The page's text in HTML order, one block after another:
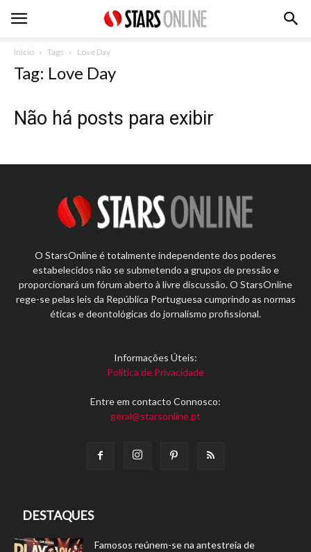
Inicio Tags Love Day
Tag: Love Day
Não há posts para exibir
O StarsOnline é totalmente independente dos poderes
estabelecidos não se submetendo a grupos de pressão e
proporcionará um fórum aberto à livre discussão. O StarsOnline
rege-se pelas leis da República Portuguesa cumprindo as normas
éticas e deontológicas do jornalismo profissional.
Informações Úteis:
Política de Privacidade
Entre em contacto Connosco:
geral@starsonline.pt
DESTAQUES
Famosos reúnem-se na antestreia de